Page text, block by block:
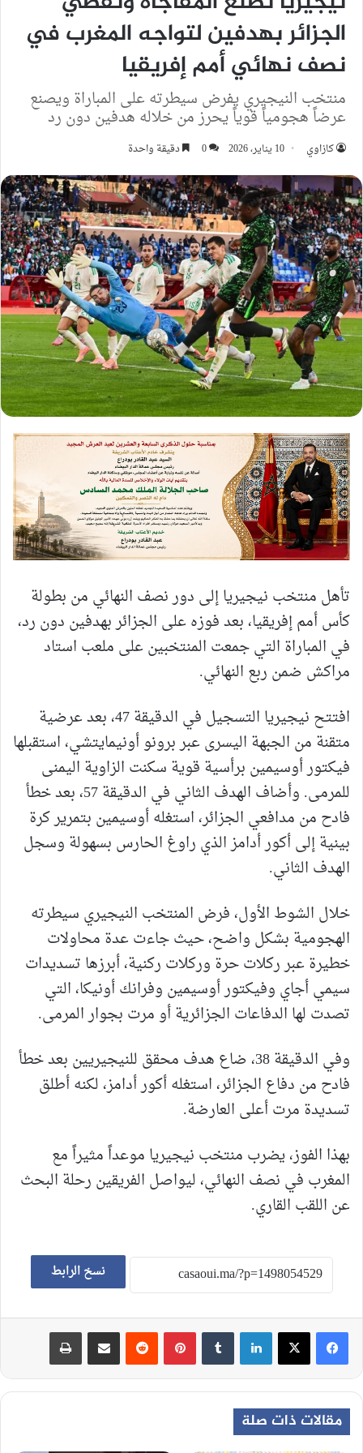
الجزائر بهدفين لتواجه المغرب في
نصف نهائي أمم إفريقيا
منتخب النيجيري يفرض سيطرته على المباراة ويصنع
عرضاً هجومياً قوياً يحرز من خلاله هدفين دون رد
كازاوي 10 يناير، 2026 0 دقيقة واحدة
تأهل منتخب نيجيريا إلى دور نصف النهائي من بطولة
كأس أمم إفريقيا، بعد فوزه على الجزائر بهدفين دون رد،
في المباراة التي جمعت المنتخبين على ملعب استاد
مراكش ضمن ربع النهائي.
افتتح نيجيريا التسجيل في الدقيقة 47، بعد عرضية
متقنة من الجبهة اليسرى عبر برونو أونيمايتشي، استقبلها
فيكتور أوسيمين برأسية قوية سكنت الزاوية اليمنى
للمرمى. وأضاف الهدف الثاني في الدقيقة 57، بعد خطأ
فادح من مدافعي الجزائر، استغله أوسيمين بتمرير كرة
بينية إلى أكور أدامز الذي راوغ الحارس بسهولة وسجل
الهدف الثاني.
خلال الشوط الأول، فرض المنتخب النيجيري سيطرته
الهجومية بشكل واضح، حيث جاءت عدة محاولات
خطيرة عبر ركلات حرة وركلات ركنية، أبرزها تسديدات
سيمي أجاي وفيكتور أوسيمين وفرانك أونيكا، التي
تصدت لها الدفاعات الجزائرية أو مرت بجوار المرمى.
وفي الدقيقة 38، ضاع هدف محقق للنيجيريين بعد خطأ
فادح من دفاع الجزائر، استغله أكور أدامز، لكنه أطلق
تسديدة مرت أعلى العارضة.
بهذا الفوز، يضرب منتخب نيجيريا موعداً مثيراً مع
المغرب في نصف النهائي، ليواصل الفريقين رحلة البحث
عن اللقب القاري.
نسخ الرابط
لينكدإن بينتيريست
مقالات ذات صلة